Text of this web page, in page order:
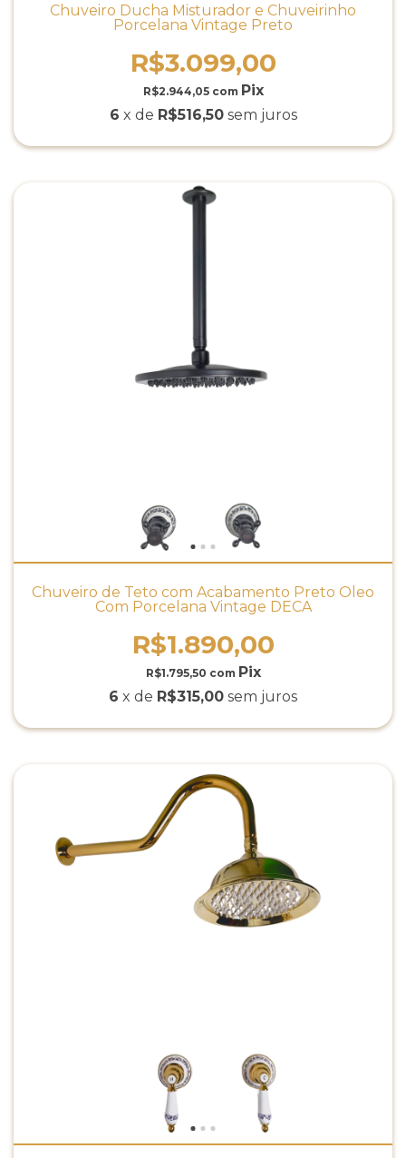
Chuveiro Ducha Misturador e Chuveirinho
Porcelana Vintage Preto
R$3.099,00
R$2.944,05 com
6 x de R$516,50 sem juros
Chuveiro de Teto com Acabamento Preto Óleo
Com Porcelana Vintage DECA
R$1.890,00
R$1.795,50 com
6 x de R$315,00 sem juros